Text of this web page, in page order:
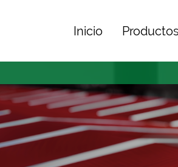
Inicio Productos